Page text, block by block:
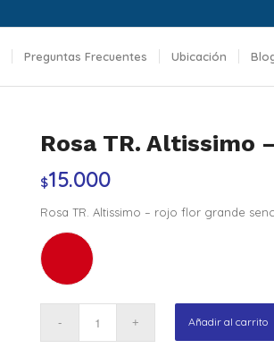
Preguntas Frecuentes Ubicación
Rosa TR. Altissimo
$15.000
Rosa TR. Altissimo – rojo flor grande
Añadir al carrito